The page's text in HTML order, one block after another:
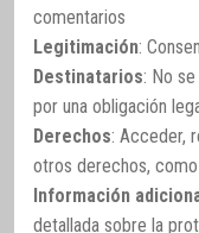
comentarios
Legitimación:
Destinatarios: No
por una obligación
Derechos: Acceder,
otros derechos,
Información
detallada sobre la